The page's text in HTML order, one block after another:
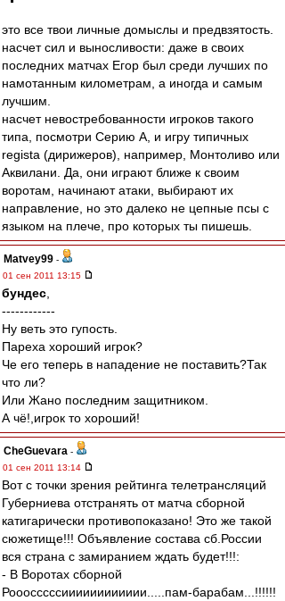
это все твои личные домыслы и предвзятость.
насчет сил и выносливости: даже в своих
последних матчах Егор был среди лучших по
намотанным километрам, а иногда и самым
лучшим.
насчет невостребованности игроков такого
типа, посмотри Серию А, и игру типичных
regista (дирижеров), например, Монтоливо или
Аквилани. Да, они играют ближе к своим
воротам, начинают атаки, выбирают их
направление, но это далеко не цепные псы с
языком на плече, про которых ты пишешь.
Matvey99 -
01 сен 2011 13:15
бундес
------------
Ну веть это гупость.
Пареха хороший игрок?
Че его теперь в нападение не поставить?Так
что ли?
Или Жано последним защитником.
А чё!,игрок то хороший!
CheGuevara -
01 сен 2011 13:14
Вот с точки зрения рейтинга телетрансляций
Губерниева отстранять от матча сборной
катигарически противопоказано! Это же такой
сюжетище!!! Объявление состава сб.России
вся страна с замиранием ждать будет!!!:
- В Воротах сборной
Рооосссссииииииииииии.....пам-барабам...!!!!!!